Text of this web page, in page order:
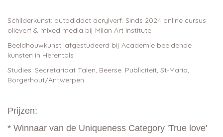
Schilderkunst: autodidact acrylverf. Sinds 2024 online cursus
olieverf & mixed media bij Milan Art Institute
Beeldhouwkunst: afgestudeerd bij Academie beeldende
kunsten in Herentals
Studies: Secretariaat Talen, Beerse. Publiciteit, St-Maria,
Borgerhout/Antwerpen
Prijzen:
* Winnaar van de Uniqueness Category 'True love'